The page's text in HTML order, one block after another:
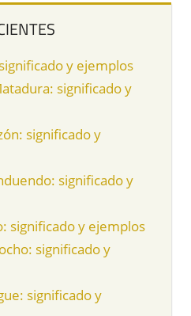
y ejemplos
significado y
significado y
significado y
significado y ejemplos
significado y
significado y